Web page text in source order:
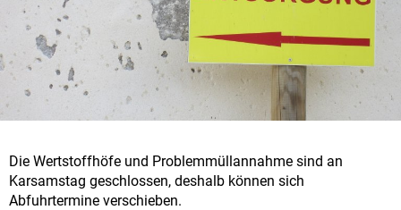
Die Wertstoffhöfe und Problemmüllannahme sind an
Karsamstag geschlossen, deshalb können sich
Abfuhrtermine verschieben.